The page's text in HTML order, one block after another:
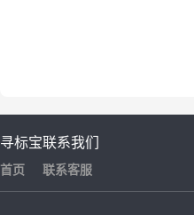
寻标宝
首页
联系我们
联系客服